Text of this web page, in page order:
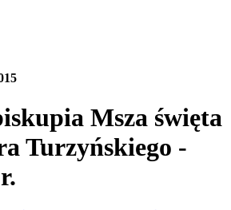
Msza święta
Turzyńskiego -